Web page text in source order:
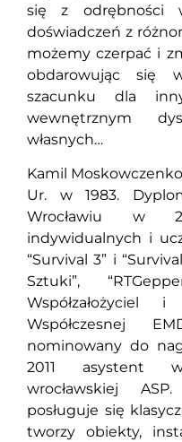
się z odrębności
doświadczeń z
możemy czerpać i
obdarowując się
szacunku dla
wewnętrznym
własnych…
Kamil Moskowczenko
Ur. w 1983.
Wrocławiu w
indywidualnych i
“Survival 3” i
Sztuki”,
Współczesnej
nominowany do
2011 asystent
wrocławskiej
posługuje się
tworzy obiekty,